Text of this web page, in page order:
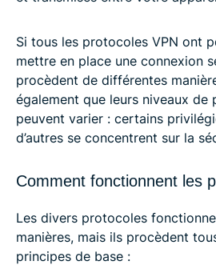
Si tous les protocoles VPN ont
mettre en place une connexion
procèdent de différentes
également que leurs niveaux de
peuvent varier : certains
d’autres se concentrent sur la
Comment fonctionnent les
Les divers protocoles
manières, mais ils procèdent
principes de base :